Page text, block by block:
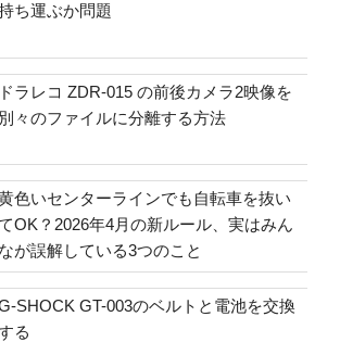
ち運ぶか問題
ドラレコ ZDR-015 の前後カメラ2映像を
別々のファイルに分離する方法
色いセンターラインでも自転車を抜い
OK？2026年4月の新ルール、実はみん
なが誤解している3つのこと
SHOCK GT-003のベルトと電池を交換
る